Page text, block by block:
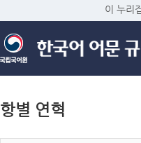
이 누리
항별 연혁